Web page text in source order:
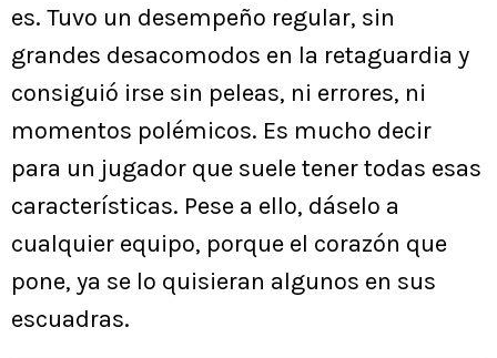
es. Tuvo un desempeño regular, sin
grandes desacomodos en la retaguardia y
consiguió irse sin peleas, ni errores, ni
momentos polémicos. Es mucho decir
para un jugador que suele tener todas esas
características. Pese a ello, dáselo a
cualquier equipo, porque el corazón que
pone, ya se lo quisieran algunos en sus
escuadras.